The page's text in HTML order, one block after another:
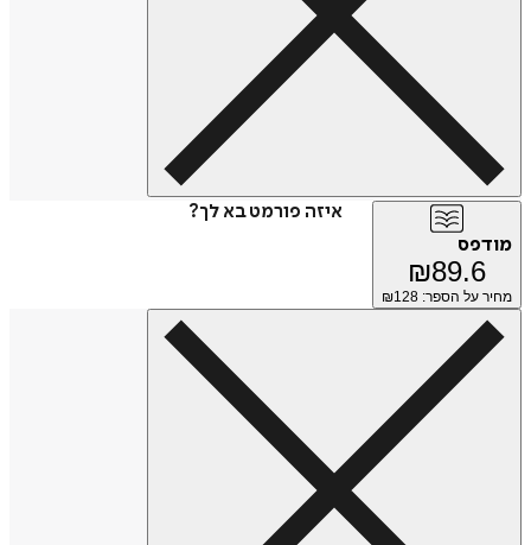
איזה פורמט בא לך?
מודפס
₪89.6
מחיר על הספר: ₪ 128